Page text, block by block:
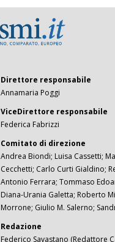
Direttore responsabile
Annamaria Poggi
ViceDirettore responsabile
Federica Fabrizzi
Comitato di direzione
Andrea Biondi; Luisa Cassetti;
Cecchetti; Carlo Curti Gialdino;
Antonio Ferrara; Tommaso
Diana-Urania Galetta; Roberto
Morrone; Giulio M. Salerno;
Redazione
Federico Savastano (Redattore